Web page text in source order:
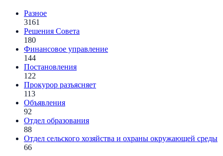
Разное
3161
Решения Совета
180
Финансовое управление
144
Постановления
122
Прокурор разъясняет
113
Объявления
92
Отдел образования
88
Отдел сельского хозяйства и охраны окружающей среды
66